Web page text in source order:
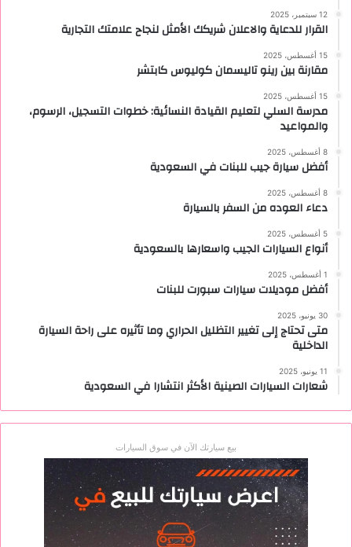
12 سبتمبر، 2025
القرار للدعاية والاعلان شريكك الأمثل لنجاح علامتك التجارية
15 أغسطس، 2025
مقارنة بين رينو تاليسمان كوليوس كابتشر
15 أغسطس، 2025
مدرسة السلي لتعليم القيادة النسائية: خطوات التسجيل، الرسوم،
والمواعيد
8 أغسطس، 2025
أفضل سيارة جيب للبنات في السعودية
8 أغسطس، 2025
دعاء العوده من السفر بالسيارة
5 أغسطس، 2025
أنواع السيارات الجيب واسعارها بالسعودية
1 أغسطس، 2025
أفضل موديلات سيارات سبورت للبنات
30 يونيو، 2025
متى تحتاج إلى تغيير التظليل الحراري وما تأثيره على راحة السيارة
الداخلية
11 يونيو، 2025
شعارات السيارات الصينية الأكثر انتشارا في السعودية
بيع سيارتك الآن في سوق السيارات